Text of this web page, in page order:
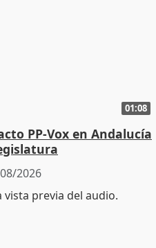
01:08
PP-Vox en Andalucía
2026